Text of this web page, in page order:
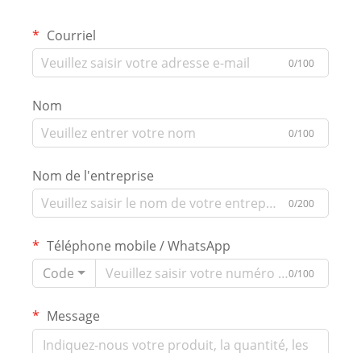
Courriel
0/100
Nom
0/100
Nom de l'entreprise
0/200
Téléphone mobile / WhatsApp
Code
0/100
Message